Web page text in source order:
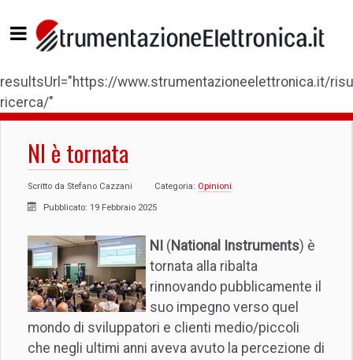
resultsUrl="https://www.strumentazioneelettronica.it/
ricerca/"
NI è tornata
Scritto da Stefano Cazzani Categoria: Opinioni
Pubblicato: 19 Febbraio 2025
NI ( National Instruments) è
tornata alla ribalta
rinnovando pubblicamente il
suo impegno verso quel
mondo di sviluppatori e clienti medio/piccoli
che negli ultimi anni aveva avuto la percezione di